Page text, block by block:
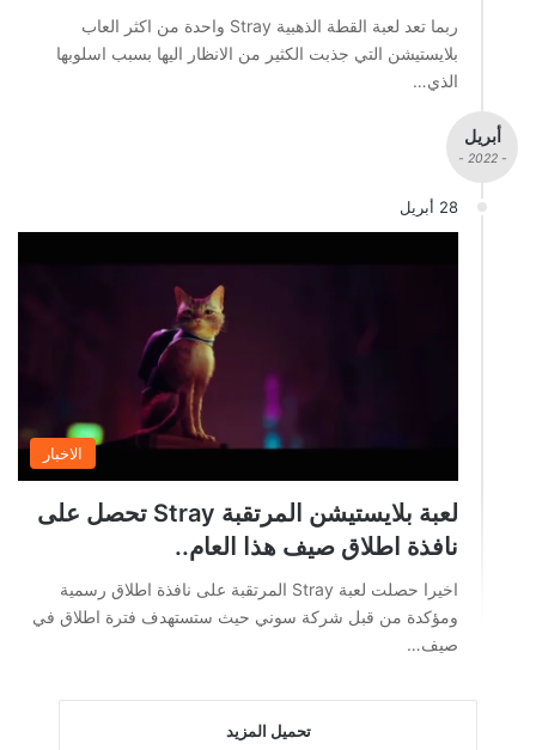
ربما تعد لعبة القطة الذهبية Stray واحدة من اكثر العاب
بلايستيشن التي جذبت الكثير من الانظار اليها بسبب اسلوبها
الذي…
أبريل
- 2022 -
28 أبريل
الاخبار
لعبة بلايستيشن المرتقبة Stray تحصل على
نافذة اطلاق صيف هذا العام..
اخيرا حصلت لعبة Stray المرتقبة على نافذة اطلاق رسمية
ومؤكدة من قبل شركة سوني حيث ستستهدف فترة اطلاق في
صيف…
تحميل المزيد